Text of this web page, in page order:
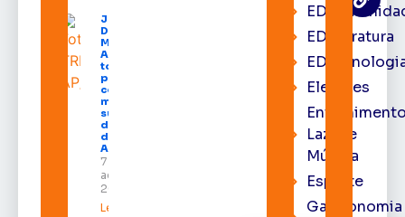
Juiz
Diego
Moura de
Araújo
toma
posse
como
membro
substituto
do Pleno
do TRE-
AP
7 de
agosto de
2026
Leia mais »
EDliteratura
Eleições
Lazer e
Música
Esporte
Gastronomia